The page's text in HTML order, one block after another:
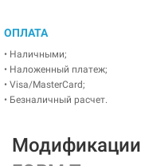
ОПЛАТА
• Наличными;
• Наложенный платеж;
• Visa/MasterCard;
• Безналичный расчет.